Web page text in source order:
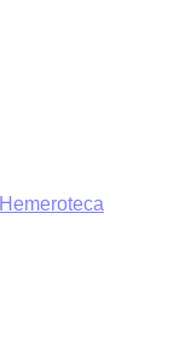
Hemeroteca